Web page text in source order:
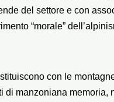
del settore e con
“morale”
con le
manzoniana